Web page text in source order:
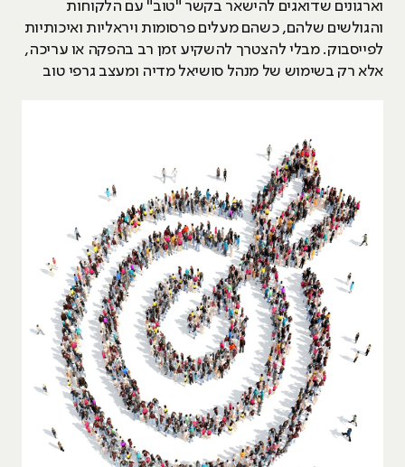
וארגונים שדואגים להישאר בקשר "טוב" עם הלקוחות
והגולשים שלהם, כשהם מעלים פרסומות ויראליות ואיכותיות
לפייסבוק. מבלי להצטרך להשקיע זמן רב בהפקה או עריכה,
אלא רק בשימוש של מנהל סושיאל מדיה ומעצב גרפי טוב